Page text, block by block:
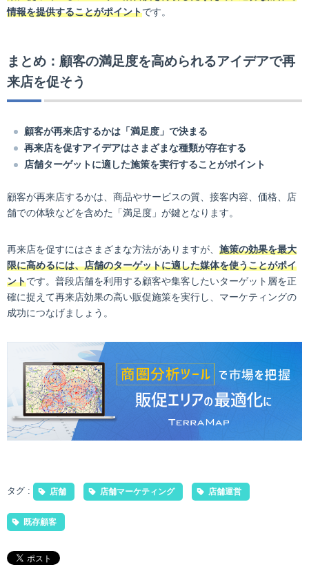
情報を提供することがポイントです。
まとめ：顧客の満足度を高められるアイデアで再
来店を促そう
顧客が再来店するかは「満足度」で決まる
再来店を促すアイデアはさまざまな種類が存在する
店舗ターゲットに適した施策を実行することがポイント
顧客が再来店するかは、商品やサービスの質、接客内容、価格、店
舗での体験などを含めた「満足度」が鍵となります。
再来店を促すにはさまざまな方法がありますが、 施策の効果を最大
限に高めるには、店舗のターゲットに適した媒体を使うことがポイ
ントです。普段店舗を利用する顧客や集客したいターゲット層を正
確に捉えて再来店効果の高い販促施策を実行し、マーケティングの
成功につなげましょう。
タグ : 店舗 店舗マーケティング 店舗運営
既存顧客